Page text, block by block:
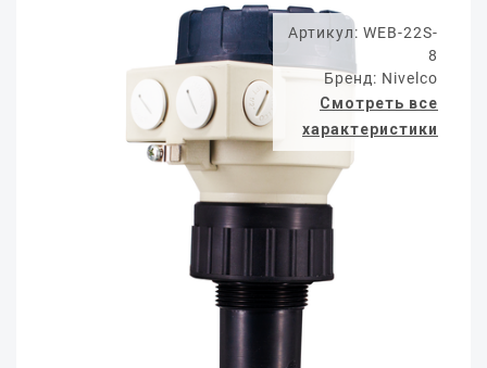
Артикул: WEB-22S-
8
Бренд: Nivelco
Смотреть все
характеристики